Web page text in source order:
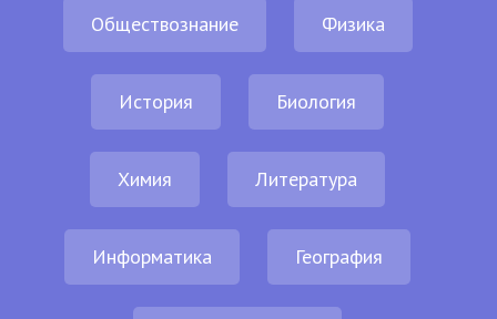
Обществознание Физика
История Биология
Химия Литература
Информатика География